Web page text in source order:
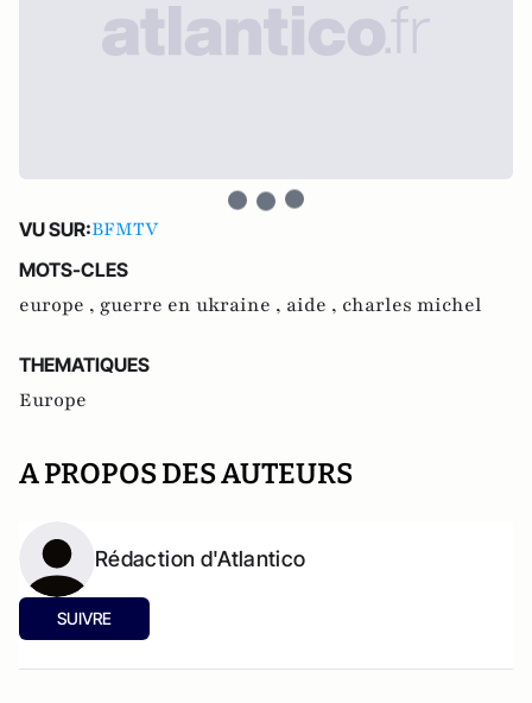
VU SUR:BFMTV
MOTS-CLES
europe , guerre en ukraine , aide , charles michel
THEMATIQUES
Europe
A PROPOS DES AUTEURS
Rédaction d'Atlantico
SUIVRE